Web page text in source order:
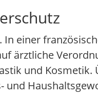
In einer
ärztliche
und
und